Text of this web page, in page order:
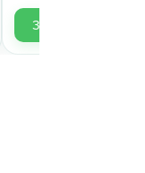
Записаться